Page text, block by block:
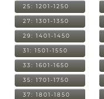
25: 1201-1250
27: 1301-1350
29: 1401-1450
31: 1501-1550
33: 1601-1650
35: 1701-1750
37: 1801-1850